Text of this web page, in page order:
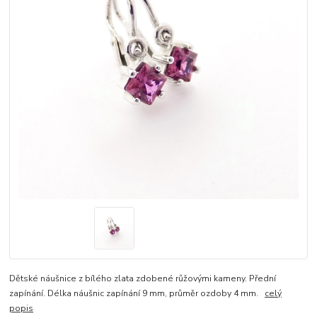
Dětské náušnice z bílého zlata zdobené růžovými kameny. Přední
zapínání. Délka náušnic zapínání 9 mm, průměr ozdoby 4 mm. celý
popis